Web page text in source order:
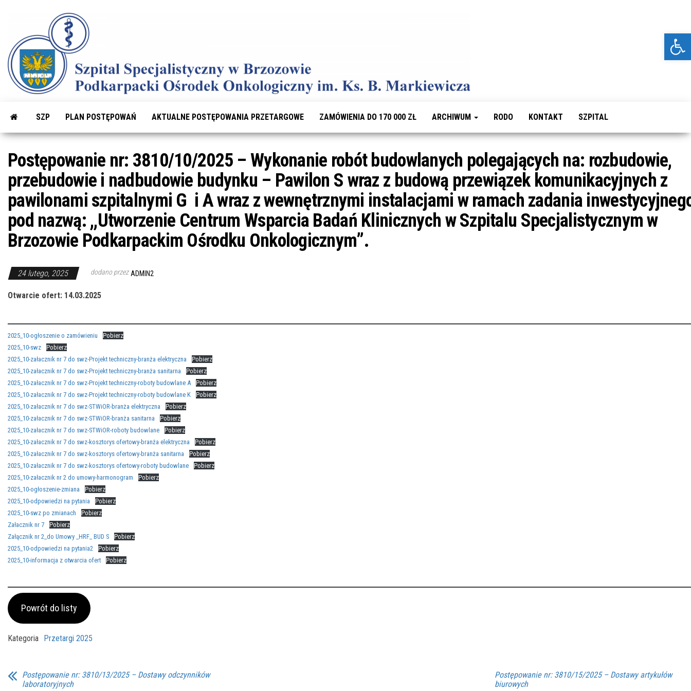
Otwórz pasek narzędzi
SZP PLAN POSTĘPOWAŃ AKTUALNE POSTĘPOWANIA PRZETARGOWE ZAMÓWIENIA DO 170 000 ZŁ ARCHIWUM RODO KONTAKT SZPITAL
Postępowanie nr: 3810/10/2025 – Wykonanie robót budowlanych polegających na: rozbudowie,
przebudowie i nadbudowie budynku – Pawilon S wraz z budową przewiązek komunikacyjnych z
pawilonami szpitalnymi G i A wraz z wewnętrznymi instalacjami w ramach zadania
pod nazwą: ,,Utworzenie Centrum Wsparcia Badań Klinicznych w Szpitalu Specjalistycznym w
Brzozowie Podkarpackim Ośrodku Onkologicznym”.
24 lutego, 2025 dodano przez ADMIN2
Otwarcie ofert: 14.03.2025
2025_10-ogłoszenie o zamówieniu
Pobierz
2025_10-swz
Pobierz
2025_10-załacznik nr 7 do swz-Projekt techniczny-branża elektryczna
Pobierz
2025_10-załacznik nr 7 do swz-Projekt techniczny-branża sanitarna
Pobierz
2025_10-załacznik nr 7 do swz-Projekt techniczny-roboty budowlane A
Pobierz
2025_10-załacznik nr 7 do swz-Projekt techniczny-roboty budowlane K
Pobierz
2025_10-załacznik nr 7 do swz-STWiOR-branża elektryczna
Pobierz
2025_10-załacznik nr 7 do swz-STWiOR-branża sanitarna
Pobierz
2025_10-załacznik nr 7 do swz-STWiOR-roboty budowlane
Pobierz
2025_10-załacznik nr 7 do swz-kosztorys ofertowy-branża elektryczna
Pobierz
2025_10-załacznik nr 7 do swz-kosztorys ofertowy-branża sanitarna
Pobierz
2025_10-załacznik nr 7 do swz-kosztorys ofertowy-roboty budowlane
Pobierz
2025_10-załacznik nr 2 do umowy-harmonogram
Pobierz
2025_10-ogłoszenie-zmiana
Pobierz
2025_10-odpowiedzi na pytania
Pobierz
2025_10-swz po zmianach
Pobierz
Załacznik nr 7
Pobierz
Załącznik nr 2_do Umowy _HRF_ BUD S
Pobierz
2025_10-odpowiedzi na pytania2
Pobierz
2025_10-informacja z otwarcia ofert
Pobierz
Powrót do listy
Kategoria Przetargi 2025
Postępowanie nr: 3810/13/2025 – Dostawy odczynników
laboratoryjnych
Postępowanie nr: 3810/15/2025 – Dostawy artykułów
biurowych